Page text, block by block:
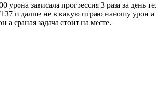
урона зависала прогрессия 3 раза за
и далше не в какую играю наношу урон
сраная задача стоит на месте.